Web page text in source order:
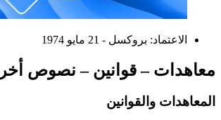
الاعتماد: بروكسل - 21 مايو 1974
معاهدات – قوانين – نصوص
المعاهدات والقوانين